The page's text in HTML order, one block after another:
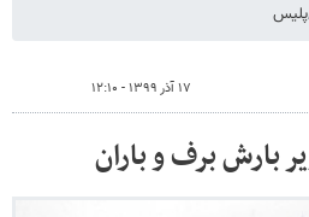
پلیس
۱۷ آذر ۱۳۹۹ - ۱۲:۱۰